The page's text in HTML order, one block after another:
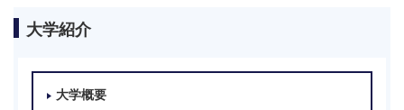
大学紹介
大学概要